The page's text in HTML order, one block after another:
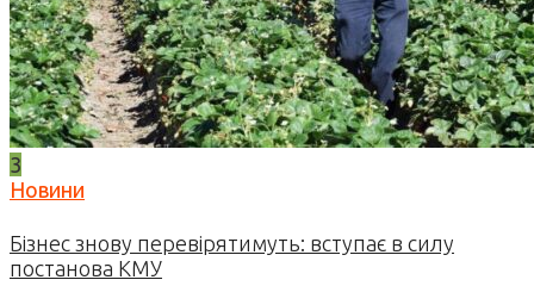
3
Новини
Бізнес знову перевірятимуть: вступає в силу
постанова КМУ